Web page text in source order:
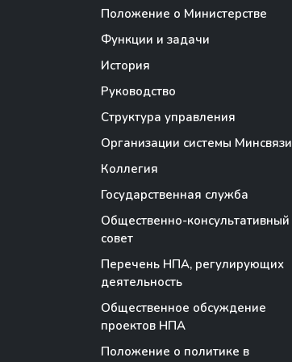
Положение о Министерстве
Функции и задачи
История
Руководство
Структура управления
Организации системы Минсвязи
Коллегия
Государственная служба
Общественно-консультативный
совет
Перечень НПА, регулирующих
деятельность
Общественное обсуждение
проектов НПА
Положение о политике в